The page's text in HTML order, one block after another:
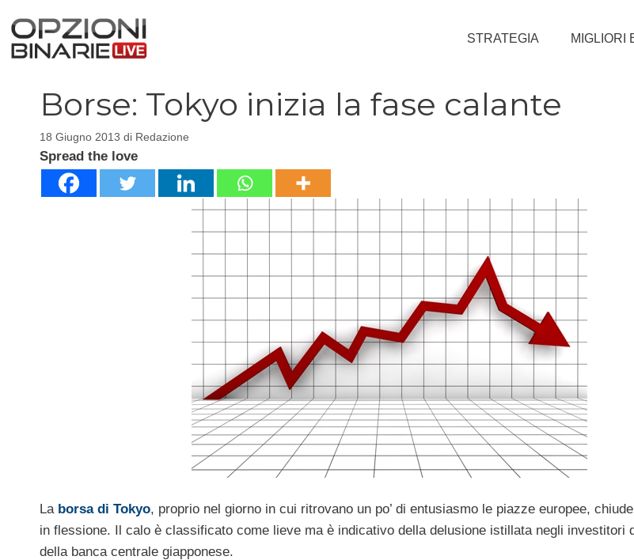
contenuto
STRATEGIA MIGLIORI
Borse: Tokyo inizia la fase calante
18 Giugno 2013 di Redazione
Spread the love
La borsa di Tokyo, proprio nel giorno in cui ritrovano un po’ di entusiasmo le piazze europee,
in flessione. Il calo è classificato come lieve ma è indicativo della delusione istillata negli investitori
della banca centrale giapponese.